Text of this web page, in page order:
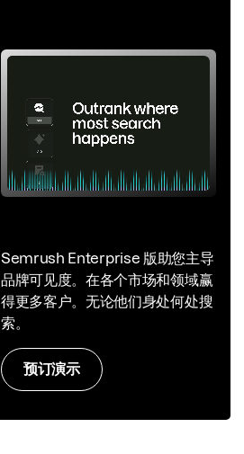
Semrush Enterprise 版助您主导
品牌可见度。在各个市场和领域赢
得更多客户。无论他们身处何处搜
索。
预订演示